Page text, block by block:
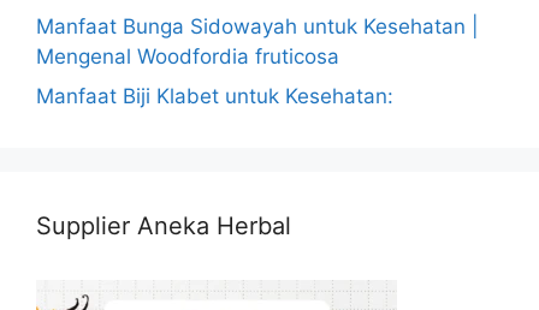
Manfaat Bunga Sidowayah untuk Kesehatan |
Mengenal Woodfordia fruticosa
Manfaat Biji Klabet untuk Kesehatan:
Supplier Aneka Herbal